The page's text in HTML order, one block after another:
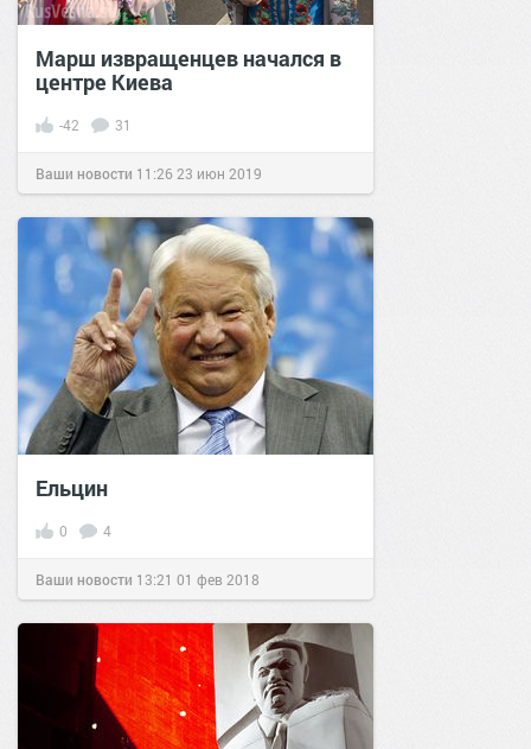
Марш извращенцев начался в
центре Киева
-42 31
Ваши новости 11:26 23 июн 2019
Ельцин
0 4
Ваши новости 13:21 01 фев 2018